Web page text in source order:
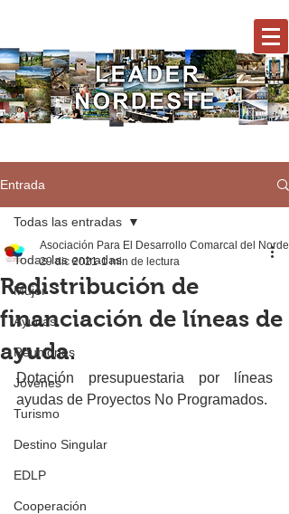
Entrada
Todas las entradas
Mujer
Ayudas
Reuniones
Jóvenes
Turismo
Destino Singular
EDLP
Cooperación
Todas las entradas
Redistribución de
financiación de líneas de
ayuda.
Asociación Para El Desarrollo Comarcal del
29 dic 2021 1 min de lectura
Dotación presupuestaria por líneas
ayudas de Proyectos No Programados.